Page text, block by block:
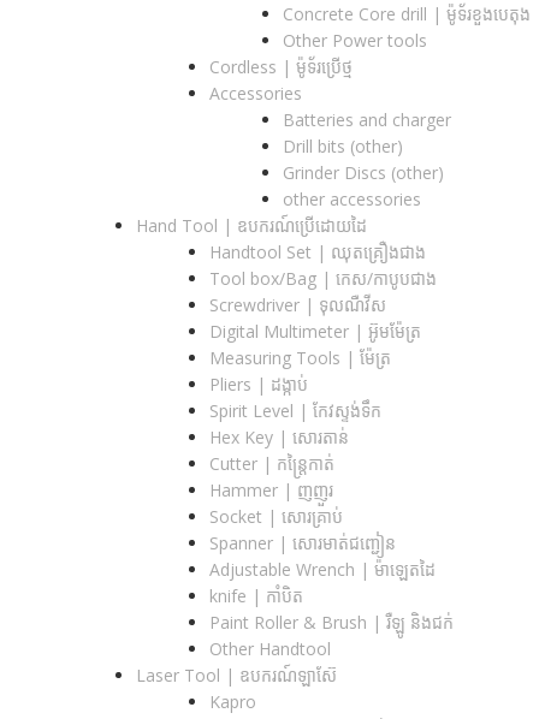
Concrete Core drill | ម៉ូទ័រខួងបេតុង
Other Power tools
Cordless​ | ម៉ូទ័រប្រើថ្ម
Accessories
Batteries and charger
Drill bits (other)
Grinder Discs (other)
other accessories
Hand Tool | ឧបករណ៍ប្រើដោយដៃ
Handtool Set | ឈុតគ្រឿងជាង
Tool box/Bag | កេស/កាបូបជាង
Screwdriver | ទុលណឺវីស
Digital Multimeter | អ៊ូមម៉ែត្រ
Measuring Tools | ម៉ែត្រ
Pliers | ដង្កាប់
Spirit Level | កែវស្ទង់ទឹក
Hex Key | សោរតាន់
Cutter | កន្រ្តៃកាត់
Hammer | ញញួរ
Socket | សោរគ្រាប់
Spanner |​ សោរមាត់ជញ្ជៀន
Adjustable Wrench |​ ម៉ាឡេតដៃ
knife | កាំបិត
Paint Roller & Brush | រឺឡូ និងជក់
Other Handtool
Laser Tool | ឧបករណ៍ឡាស៊ែ
Kapro